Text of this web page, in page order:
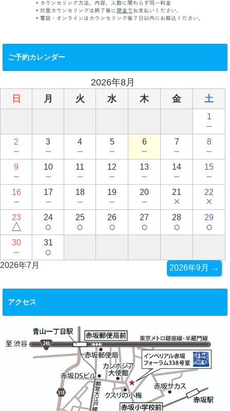
ご予約カレンダー
2026年8月
日
月 火 水 木 金 土
1
－
2
－
3
－
4
－
5
－
6
－
7
－
8
－
9
－
10
－
11
－
12
－
13
－
14
－
15
－
16
－
17
－
18
－
19
－
20
－
21
×
22
×
23
△
24
○
25
○
26
○
27
○
28
○
29
○
30
－
31
○
2026年7月 2026年9月 →
アクセス